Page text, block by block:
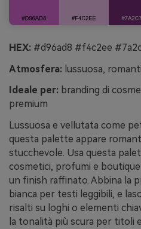
HEX: #d96ad8 #f4c2ee
Atmosfera: lussuosa,
Ideale per: branding di
premium
Lussuosa e vellutata come
questa palette appare
stucchevole. Usa questa
cosmetici, profumi e
un finish raffinato. Abbina la
bianca per testi leggibili, e
risalti su loghi o elementi
la tonalità più scura per titoli